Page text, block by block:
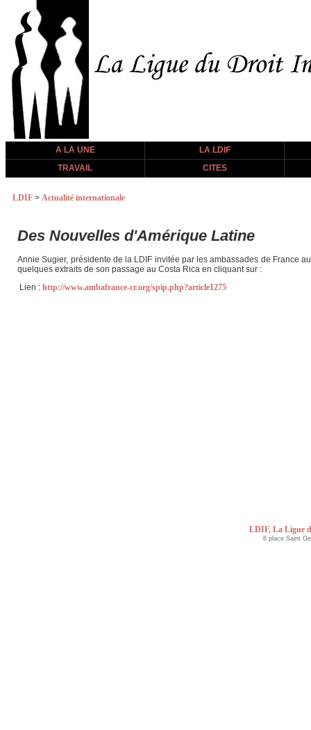
A LA UNE
LA LDIF
TRAVAIL
CITES
LDIF > Actualité internationale
Des Nouvelles d'Amérique Latine
Annie Sugier, présidente de la LDIF invitée par les ambassades de France
quelques extraits de son passage au Costa Rica en cliquant sur :
Lien : http://www.ambafrance-cr.org/spip.php?article1275
LDIF, La Ligue
6 place Saint